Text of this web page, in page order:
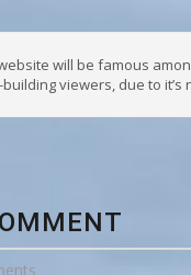
will be famous
viewers, due to it’s